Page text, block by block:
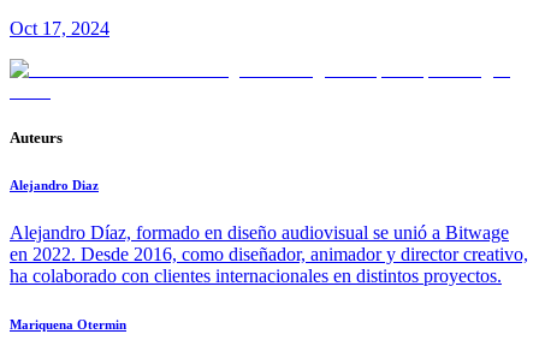
Oct 17, 2024
Auteurs
Alejandro Diaz
Alejandro Díaz, formado en diseño audiovisual se unió a Bitwage
en 2022. Desde 2016, como diseñador, animador y director creativo,
ha colaborado con clientes internacionales en distintos proyectos.
Mariquena Otermin